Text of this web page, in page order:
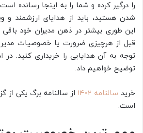
را درگیر کرده و شما را به اینجا رسانده
شدن هستید، باید از هدایای ارزشمند و
این طوری بیشتر در ذهن مدیران خود باقی
قبل از هرچیزی ضرورت یا خصوصیات مدیر
توجه به آن هدایایی را خریداری کنید. در
توضیح خواهیم داد.
خرید سالنامه 1402
از سالنامه برگ یکی از
است.